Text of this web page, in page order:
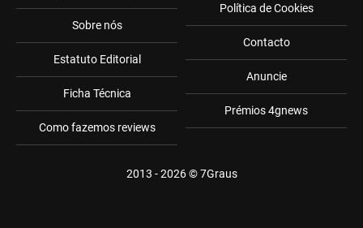
Sobre nós
Estatuto Editorial
Ficha Técnica
Como fazemos reviews
Política de Cookies
Contacto
Anuncie
Prémios 4gnews
2013 - 2026 ©7Graus